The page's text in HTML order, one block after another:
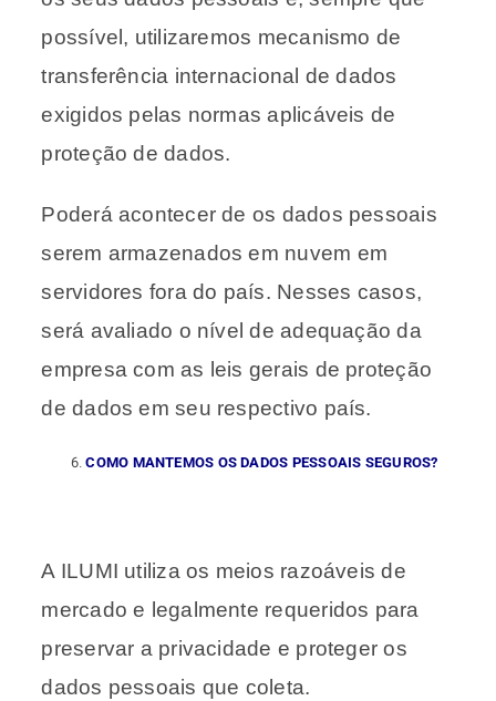
possível, utilizaremos mecanismo de
transferência internacional de dados
exigidos pelas normas aplicáveis de
proteção de dados.
Poderá acontecer de os dados pessoais
serem armazenados em nuvem em
servidores fora do país. Nesses casos,
será avaliado o nível de adequação da
empresa com as leis gerais de proteção
de dados em seu respectivo país.
COMO MANTEMOS OS DADOS PESSOAIS SEGUROS?
A ILUMI utiliza os meios razoáveis de
mercado e legalmente requeridos para
preservar a privacidade e proteger os
dados pessoais que coleta.